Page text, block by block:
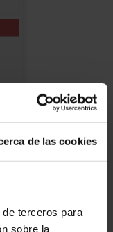
de las cookies
terceros para
sobre la